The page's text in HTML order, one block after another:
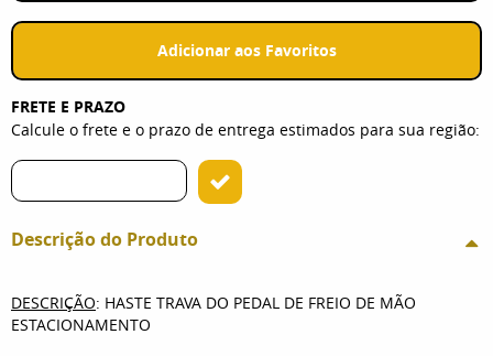
Adicionar aos Favoritos
FRETE E PRAZO
Calcule o frete e o prazo de entrega estimados para sua região:
Descrição do Produto
DESCRIÇÃO: HASTE TRAVA DO PEDAL DE FREIO DE MÃO
ESTACIONAMENTO